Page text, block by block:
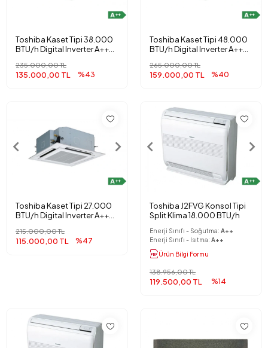
Toshiba Kaset Tipi 38.000
BTU/h Digital Inverter A++
135.000,00 TL
235.000,00 TL
%43
Toshiba Kaset Tipi 48.000
BTU/h Digital Inverter A++
159.000,00 TL
265.000,00 TL
%40
Toshiba Kaset Tipi 27.000
BTU/h Digital Inverter A++
115.000,00 TL
215.000,00 TL
%47
Toshiba J2FVG Konsol Tipi
Split Klima 18.000 BTU/h
Enerji Sınıfı - Soğutma: A++
Enerji Sınıfı - Isıtma: A++
Ürün Bilgi Formu
119.500,00 TL
138.956,00 TL
%14